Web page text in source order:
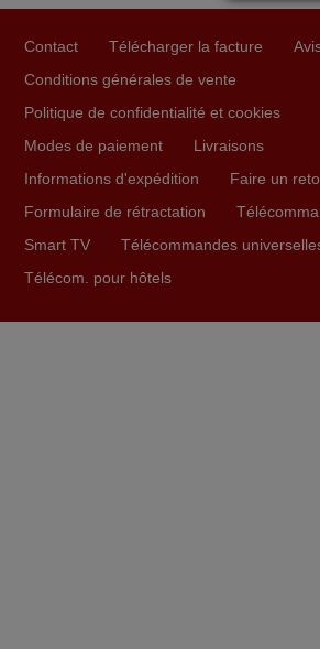
Contact Télécharger la facture
Conditions générales de vente
Politique de confidentialité et cookies
Modes de paiement
Livraisons
Informations d'expédition
Faire un
Formulaire de rétractation
Smart TV
Télécommandes
Télécom. pour hôtels